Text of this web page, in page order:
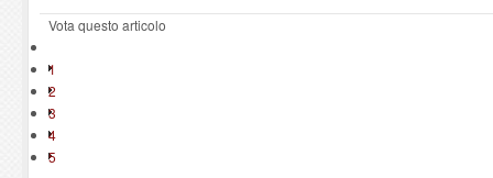
Vota questo articolo
1
2
3
4
5